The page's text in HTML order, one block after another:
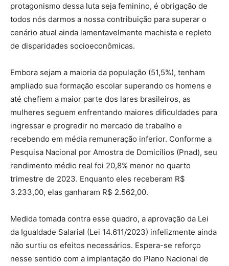
protagonismo dessa luta seja feminino, é obrigação de
todos nós darmos a nossa contribuição para superar o
cenário atual ainda lamentavelmente machista e repleto
de disparidades socioeconômicas.
Embora sejam a maioria da população (51,5%), tenham
ampliado sua formação escolar superando os homens e
até chefiem a maior parte dos lares brasileiros, as
mulheres seguem enfrentando maiores dificuldades para
ingressar e progredir no mercado de trabalho e
recebendo em média remuneração inferior. Conforme a
Pesquisa Nacional por Amostra de Domicílios (Pnad), seu
rendimento médio real foi 20,8% menor no quarto
trimestre de 2023. Enquanto eles receberam R$
3.233,00, elas ganharam R$ 2.562,00.
Medida tomada contra esse quadro, a aprovação da Lei
da Igualdade Salarial (Lei 14.611/2023) infelizmente ainda
não surtiu os efeitos necessários. Espera-se reforço
nesse sentido com a implantação do Plano Nacional de